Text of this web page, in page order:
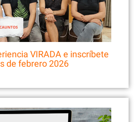
VIRADA e inscríbete
de febrero 2026